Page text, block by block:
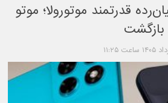
قدرتمند موتورولا؛ موتو